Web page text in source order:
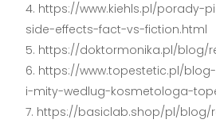
https://www.kiehls.pl/porady-
side-effects-fact-vs-fiction.html
https://doktormonika.pl/blog/
https://www.topestetic.pl/
i-mity-wedlug-kosmetologa-
https://basiclab.shop/pl/blog/